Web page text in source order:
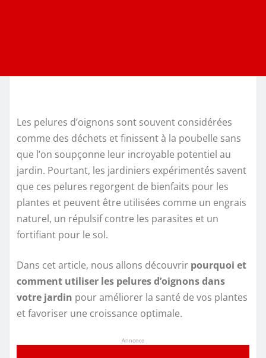
Les pelures d’oignons sont souvent considérées
comme des déchets et finissent à la poubelle sans
que l’on soupçonne leur incroyable potentiel au
jardin. Pourtant, les jardiniers expérimentés savent
que ces pelures regorgent de bienfaits pour les
plantes et peuvent être utilisées comme un engrais
naturel, un répulsif contre les parasites et un
fortifiant pour le sol.
Dans cet article, nous allons découvrir pourquoi et
comment utiliser les pelures d’oignons dans
votre jardin pour améliorer la santé de vos plantes
et favoriser une croissance optimale.
Annonce